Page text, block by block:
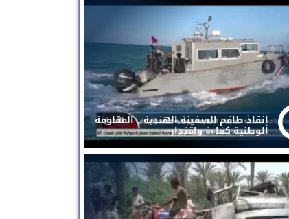
إنقاذ طاقم السفينة الهندية .. المقاومة
الوطنية كفاءة واقتدار